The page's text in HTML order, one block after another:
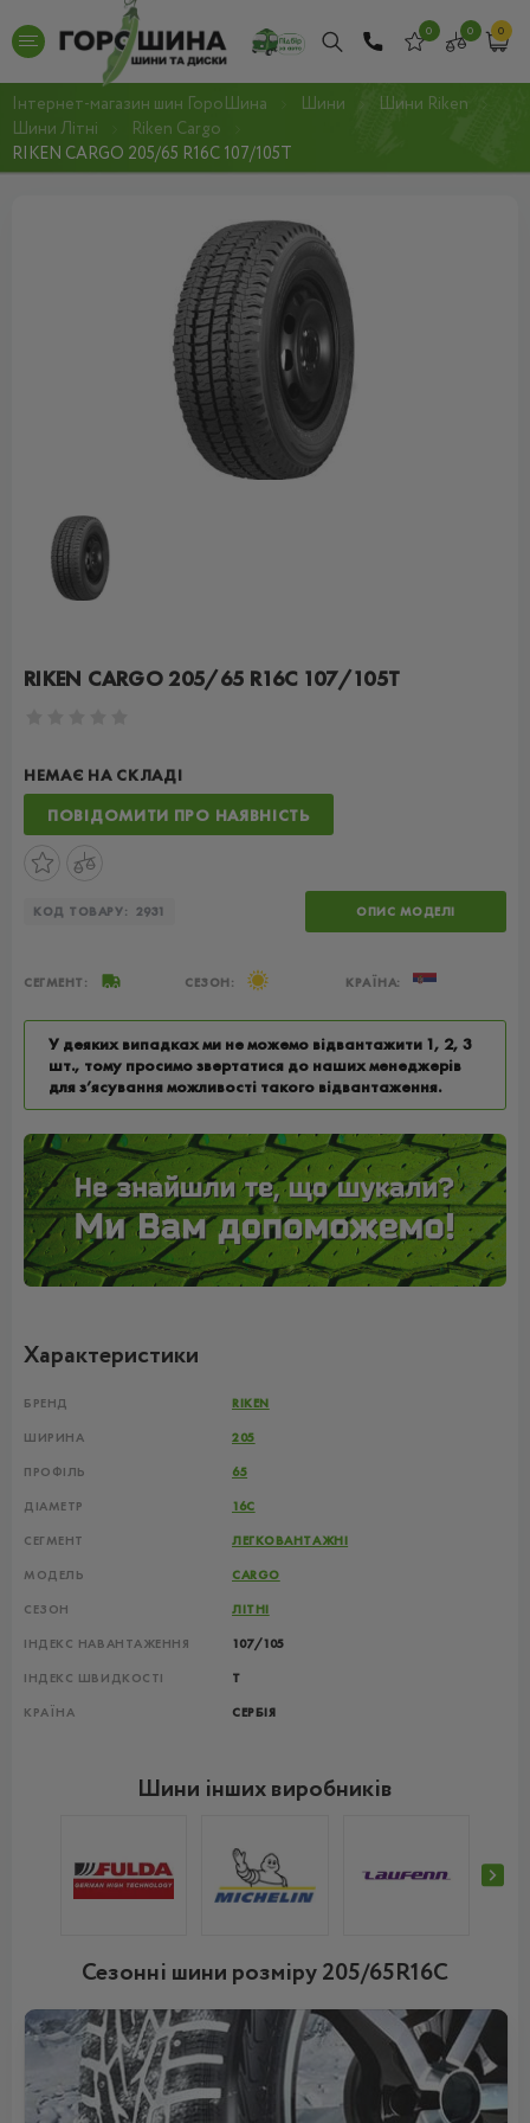
0 0 0
Інтернет-магазин шин ГороШина Шини
Шини Riken
Шини Літні
Riken Cargo
RIKEN CARGO 205/65 R16C 107/105T
RIKEN CARGO 205/65 R16C 107/105T
НЕМАЄ НА СКЛАДІ
ПОВІДОМИТИ ПРО НАЯВНІСТЬ
КОД ТОВАРУ: 2931 ОПИС МОДЕЛІ
СЕГМЕНТ: СЕЗОН: КРАЇНА:
У деяких випадках ми не можемо відвантажити 1, 2, 3
шт., тому просимо звертатися до наших менеджерів
для з’ясування можливості такого відвантаження.
Характеристики
БРЕНД RIKEN
ШИРИНА 205
ПРОФІЛЬ 65
ДІАМЕТР 16C
СЕГМЕНТ ЛЕГКОВАНТАЖНІ
МОДЕЛЬ CARGO
СЕЗОН ЛІТНІ
ІНДЕКС НАВАНТАЖЕННЯ 107/105
ІНДЕКС ШВИДКОСТІ T
КРАЇНА СЕРБІЯ
Шини інших виробників
Сезонні шини розміру 205/65R16C